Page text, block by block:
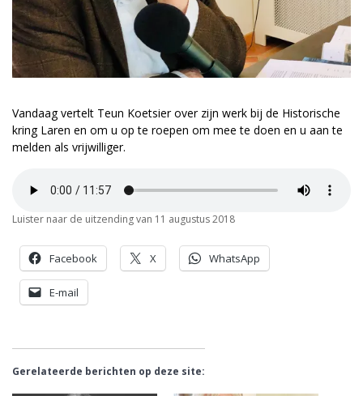
Vandaag vertelt Teun Koetsier over zijn werk bij de Historische
kring Laren en om u op te roepen om mee te doen en u aan te
melden als vrijwilliger.
Luister naar de uitzending van 11 augustus 2018
Facebook X WhatsApp
E-mail
Gerelateerde berichten op deze site: